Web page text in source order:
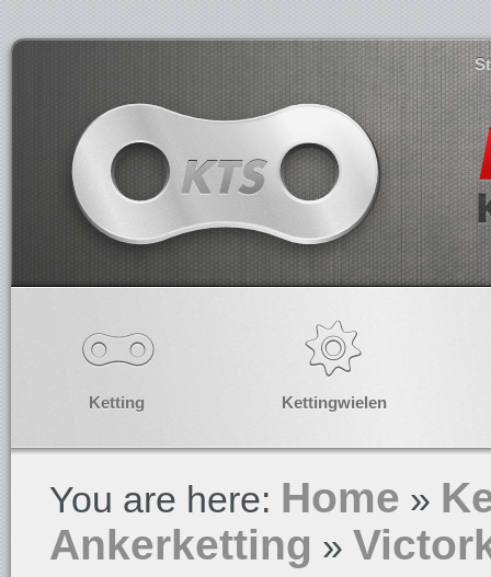
Ketting Kettingwielen
You are here: Home »
Ankerketting »